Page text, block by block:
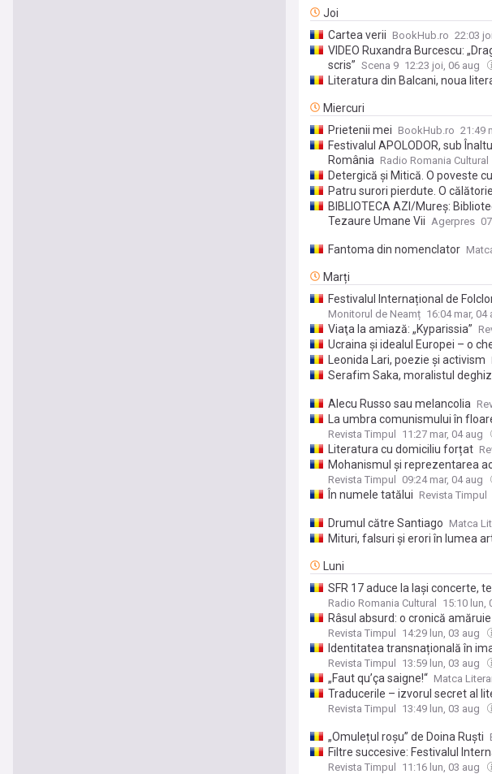
Joi
Cartea verii BookHub.ro 22:03
VIDEO Ruxandra Burcescu:
scris” Scena 9 12:23 joi, 06 aug
Literatura din Balcani, noua
Miercuri
Prietenii mei BookHub.ro 21:49
Festivalul APOLODOR, sub
România Radio Romania Cultural
Detergică și Mitică. O poveste
Patru surori pierdute. O
BIBLIOTECA AZI/Mureș:
Tezaure Umane Vii Agerpres
Fantoma din nomenclator
Marți
Festivalul Internațional de
Monitorul de Neamț 16:04 mar, 04
Viaţa la amiază: „Kyparissia”
Ucraina și idealul Europei – o
Leonida Lari, poezie și activism
Serafim Saka, moralistul
Alecu Russo sau melancolia
La umbra comunismului în
Revista Timpul 11:27 mar, 04 aug
Literatura cu domiciliu forțat
Mohanismul și reprezentarea
Revista Timpul 09:24 mar, 04 aug
În numele tatălui Revista Timpul
Drumul către Santiago Matca
Mituri, falsuri și erori în lumea
Luni
SFR 17 aduce la Iași concerte,
Radio Romania Cultural 15:10 lun,
Râsul absurd: o cronică
Revista Timpul 14:29 lun, 03 aug
Identitatea transnațională în
Revista Timpul 13:59 lun, 03 aug
„Faut qu’ça saigne!“ Matca
Traducerile – izvorul secret al
Revista Timpul 13:49 lun, 03 aug
„Omulețul roșu” de Doina Ruști
Filtre succesive: Festivalul
Revista Timpul 11:16 lun, 03 aug